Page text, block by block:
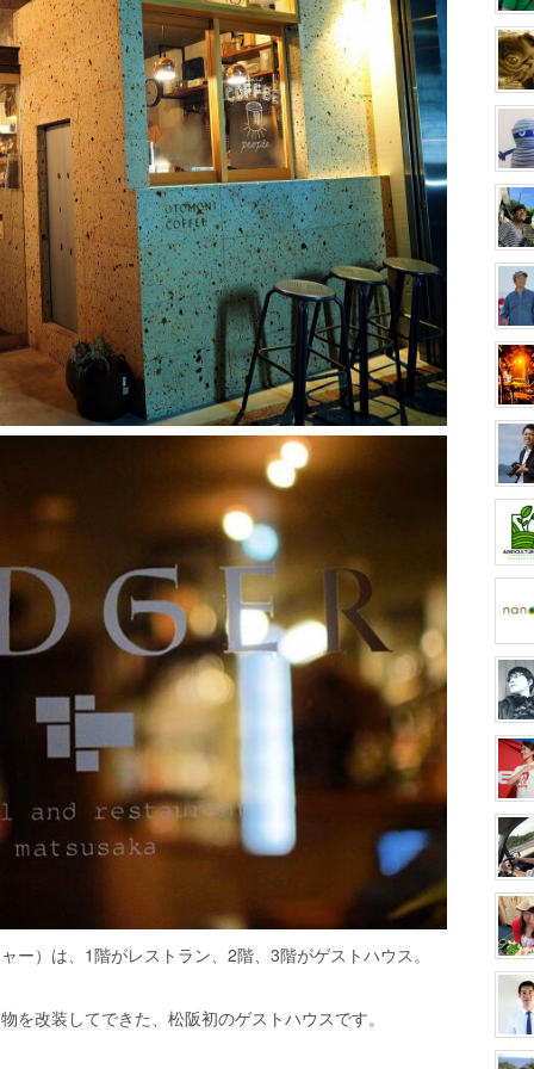
ー）は、1階がレストラン、2階、3階がゲストハウス。
を改装してできた、松阪初のゲストハウスです。